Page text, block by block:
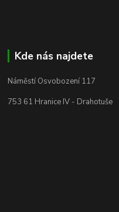
Kde nás najdete
Náměstí Osvobození 117
753 61 Hranice IV - Drahotuše